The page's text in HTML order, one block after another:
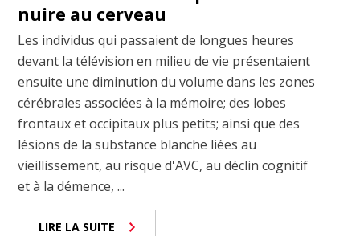
nuire au cerveau
Les individus qui passaient de longues heures
devant la télévision en milieu de vie présentaient
ensuite une diminution du volume dans les zones
cérébrales associées à la mémoire; des lobes
frontaux et occipitaux plus petits; ainsi que des
lésions de la substance blanche liées au
vieillissement, au risque d'AVC, au déclin cognitif
et à la démence, ...
LIRE LA SUITE